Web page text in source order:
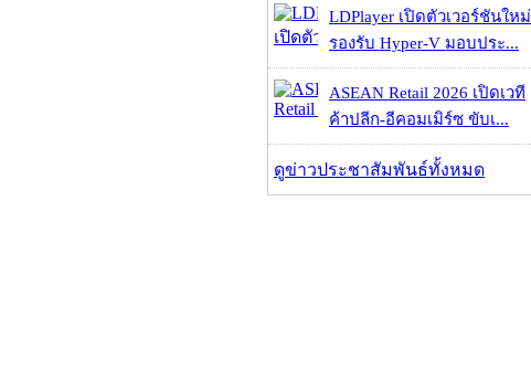
LDPlayer เปิดตัวเวอร์ชันใหม่
รองรับ Hyper-V มอบประ...
ASEAN Retail 2026 เปิดเวที
ค้าปลีก-อีคอมเมิร์ซ ขับเ...
ดูข่าวประชาสัมพันธ์ทั้งหมด